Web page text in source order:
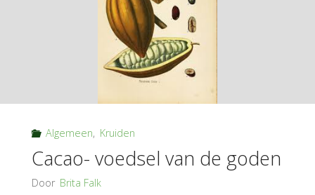
Algemeen, Kruiden
Cacao- voedsel van de goden
Door Brita Falk